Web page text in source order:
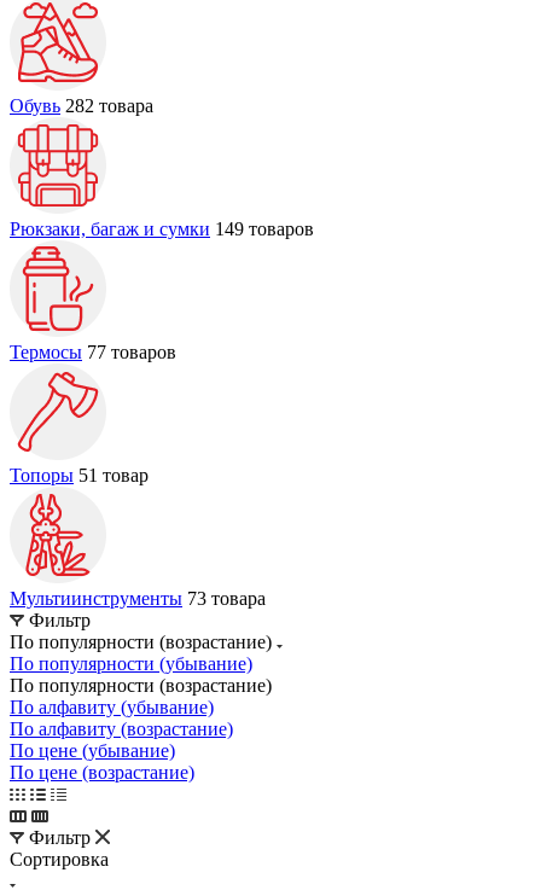
Обувь 282 товара
Рюкзаки, багаж и сумки 149 товаров
Термосы 77 товаров
Топоры 51 товар
Мультиинструменты 73 товара
Фильтр
По популярности (возрастание)
По популярности (убывание)
По популярности (возрастание)
По алфавиту (убывание)
По алфавиту (возрастание)
По цене (убывание)
По цене (возрастание)
Фильтр
Сортировка